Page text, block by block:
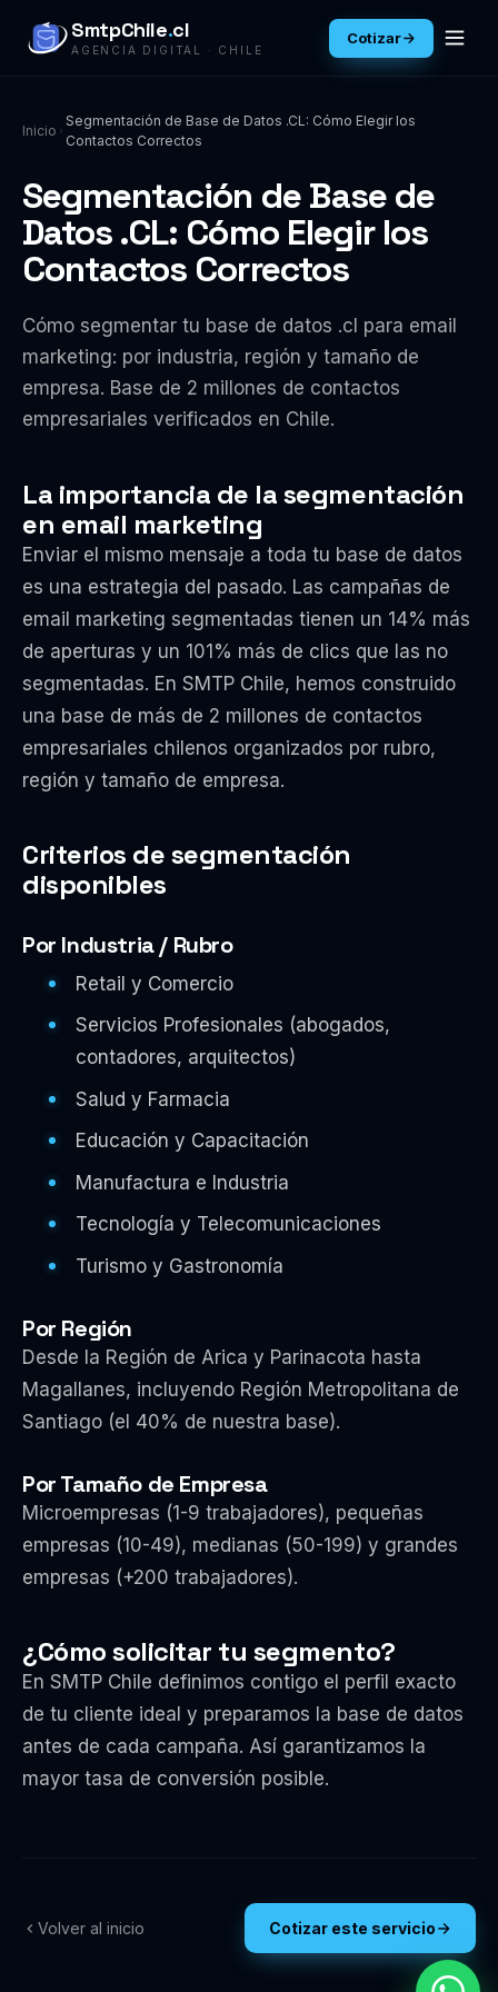
SmtpChile.cl
AGENCIA DIGITAL · CHILE
Cotizar
Inicio
Segmentación de Base de Datos .CL: Cómo Elegir los
Contactos Correctos
Segmentación de Base de
Datos .CL: Cómo Elegir los
Contactos Correctos
Cómo segmentar tu base de datos .cl para email
marketing: por industria, región y tamaño de
empresa. Base de 2 millones de contactos
empresariales verificados en Chile.
La importancia de la segmentación
en email marketing
Enviar el mismo mensaje a toda tu base de datos
es una estrategia del pasado. Las campañas de
email marketing segmentadas tienen un 14% más
de aperturas y un 101% más de clics que las no
segmentadas. En SMTP Chile, hemos construido
una base de más de 2 millones de contactos
empresariales chilenos organizados por rubro,
región y tamaño de empresa.
Criterios de segmentación
disponibles
Por Industria / Rubro
Retail y Comercio
Servicios Profesionales (abogados,
contadores, arquitectos)
Salud y Farmacia
Educación y Capacitación
Manufactura e Industria
Tecnología y Telecomunicaciones
Turismo y Gastronomía
Por Región
Desde la Región de Arica y Parinacota hasta
Magallanes, incluyendo Región Metropolitana de
Santiago (el 40% de nuestra base).
Por Tamaño de Empresa
Microempresas (1-9 trabajadores), pequeñas
empresas (10-49), medianas (50-199) y grandes
empresas (+200 trabajadores).
¿Cómo solicitar tu segmento?
En SMTP Chile definimos contigo el perfil exacto
de tu cliente ideal y preparamos la base de datos
antes de cada campaña. Así garantizamos la
mayor tasa de conversión posible.
Volver al inicio Cotizar este servicio